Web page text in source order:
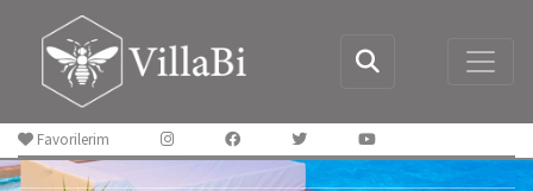
Favorilerim